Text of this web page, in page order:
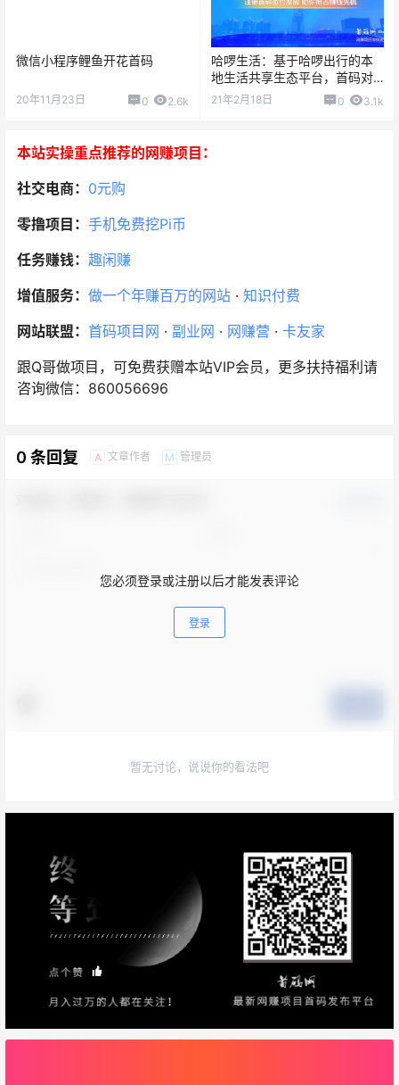
微信小程序鲤鱼开花首码
20年11月23日 0 2.6k
哈啰生活：基于哈啰出行的本
地生活共享生态平台，首码对
接团队长
21年2月18日 0 3.1k
本站实操重点推荐的网赚项目：
社交电商： 0元购
零撸项目： 手机免费挖Pi币
任务赚钱： 趣闲赚
增值服务： 做一个年赚百万的网站 · 知识付费
网站联盟： 首码项目网 · 副业网 · 网赚营 · 卡友家
跟Q哥做项目，可免费获赠本站VIP会员，更多扶持福利请
咨询微信：860056696
0 条回复 A 文章作者 M 管理员
您必须登录或注册以后才能发表评论
登录
暂无讨论，说说你的看法吧